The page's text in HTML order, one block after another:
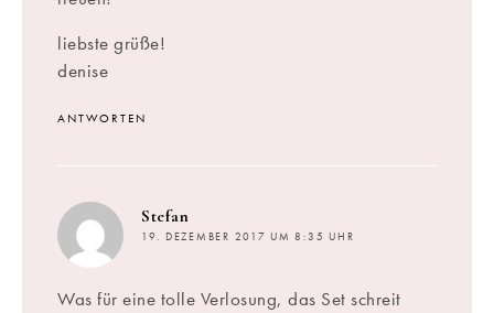
liebste grüße!
denise
ANTWORTEN
Stefan
19. DEZEMBER 2017 UM 8:35 UHR
Was für eine tolle Verlosung, das Set schreit